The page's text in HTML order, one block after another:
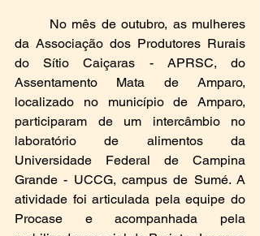
da Associação dos Produtores Rurais
do Sítio Caiçaras - APRSC, do
Assentamento Mata de Amparo,
localizado no município de Amparo,
participaram de um intercâmbio no
laboratório de alimentos da
Universidade Federal de Campina
Grande - UCCG, campus de Sumé. A
atividade foi articulada pela equipe do
Procase e acompanhada pela